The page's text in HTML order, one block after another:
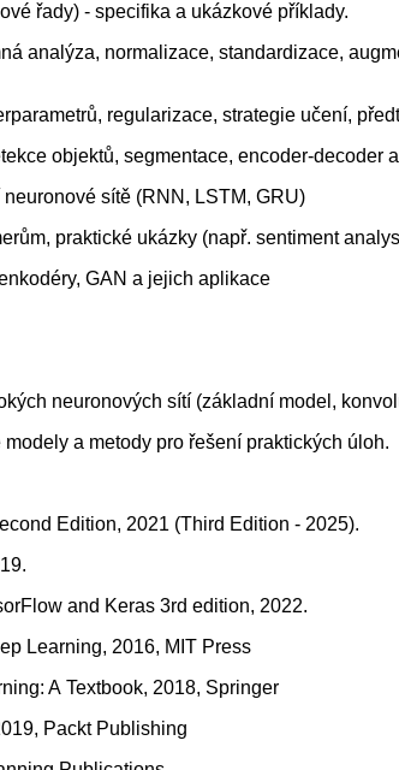
řady) - specifika a ukázkové příklady.
analýza, normalizace, standardizace,
regularizace, strategie učení,
objektů, segmentace, encoder-decoder
sítě (RNN, LSTM, GRU)
praktické ukázky (např. sentiment
GAN a jejich aplikace
neuronových sítí (základní model,
a metody pro řešení praktických úloh.
Edition, 2021 (Third Edition - 2025).
and Keras 3rd edition, 2022.
Learning, 2016, MIT Press
A Textbook, 2018, Springer
Packt Publishing